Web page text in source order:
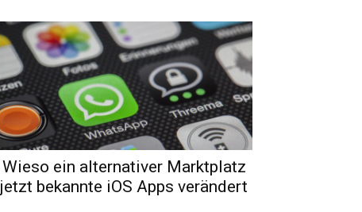
Wieso ein alternativer Marktplatz
jetzt bekannte iOS Apps verändert